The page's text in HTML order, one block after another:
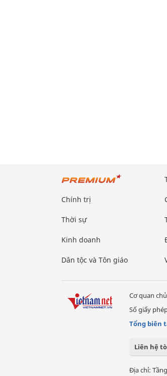
Chính trị
Thời sự
Kinh doanh
Dân tộc và Tôn giáo
Cơ quan
Số giấy
Tổng biên
Liên hệ
Địa chỉ: